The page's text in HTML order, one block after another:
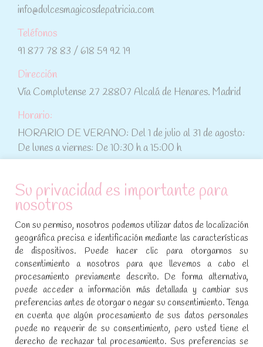
info@dulcesmagicosdepatricia.com
Teléfonos
91 877 78 83 / 618 59 92 19
Dirección
Vía Complutense 27 28807 Alcalá de Henares. Madrid
Horario:
HORARIO DE VERANO: Del 1 de julio al 31 de agosto:
De lunes a viernes: De 10:30 h a 15:00 h
ATENCIÓN AL CLIENTE
Condiciones de compra
Aviso legal y política de privacidad
Política de cookies
SÍGUENOS EN REDES SOCIALES
Encuéntranos en:
Facebook
page
YouTube
page
Instagram
page
Su privacidad es importante para
nosotros
Con su permiso, nosotros podemos utilizar datos de localización
geográfica precisa e identificación mediante las características
de dispositivos. Puede hacer clic para otorgarnos su
consentimiento a nosotros para que llevemos a cabo el
procesamiento previamente descrito. De forma alternativa,
puede acceder a información más detallada y cambiar sus
preferencias antes de otorgar o negar su consentimiento. Tenga
en cuenta que algún procesamiento de sus datos personales
puede no requerir de su consentimiento, pero usted tiene el
derecho de rechazar tal procesamiento. Sus preferencias se